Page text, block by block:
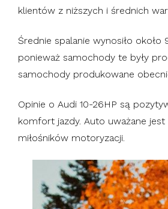
klientów z niższych i średnich
Średnie spalanie wynosiło
ponieważ samochody te były
samochody produkowane
Opinie o Audi 10-26HP są
komfort jazdy. Auto uważane
miłośników motoryzacji.